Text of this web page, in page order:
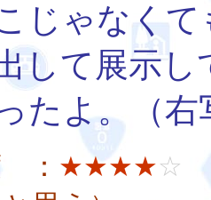
じゃなく
して展示
たよ。（右
： ★★★★☆